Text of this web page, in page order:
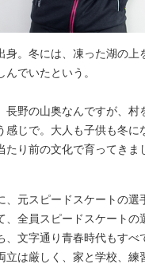
身。冬には、凍った湖の上
でいたという。
長野の山奥なんですが、
感じで。大人も子供も冬に
たり前の文化で育ってきま
、元スピードスケートの選
、全員スピードスケートの
、文字通り青春時代もすべ
立は厳しく、家と学校、練